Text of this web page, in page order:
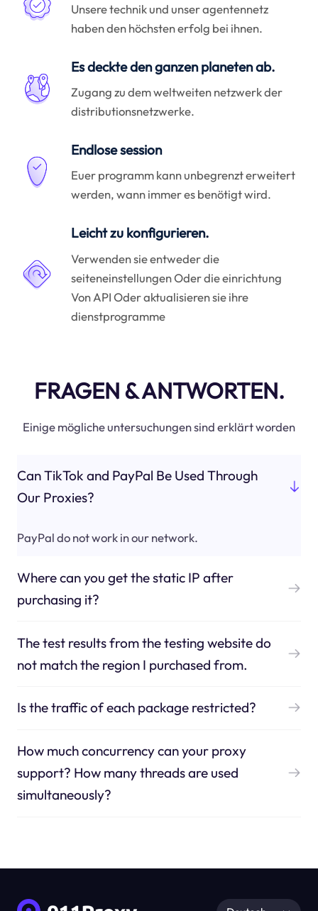
Unsere technik und unser agentennetz
haben den höchsten erfolg bei ihnen.
Es deckte den ganzen planeten ab.
Zugang zu dem weltweiten netzwerk der
distributionsnetzwerke.
Endlose session
Euer programm kann unbegrenzt erweitert
werden, wann immer es benötigt wird.
Leicht zu konfigurieren.
Verwenden sie entweder die
seiteneinstellungen Oder die einrichtung
Von API Oder aktualisieren sie ihre
dienstprogramme
FRAGEN & ANTWORTEN.
Einige mögliche untersuchungen sind erklärt worden
Can TikTok and PayPal Be Used Through
Our Proxies?
PayPal do not work in our network.
Where can you get the static IP after
purchasing it?
The test results from the testing website do
not match the region I purchased from.
Is the traffic of each package restricted?
How much concurrency can your proxy
support? How many threads are used
simultaneously?